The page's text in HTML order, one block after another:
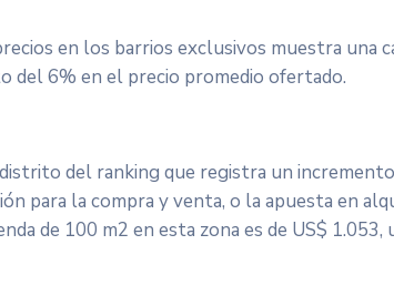
en los barrios exclusivos muestra una
del 6% en el precio promedio ofertado.
del ranking que registra un
para la compra y venta, o la apuesta en
de 100 m2 en esta zona es de US$